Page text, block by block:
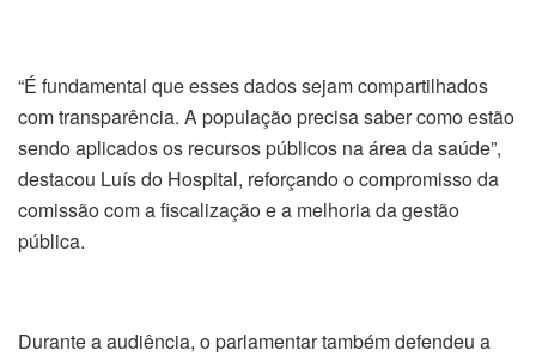
“É fundamental que esses dados sejam compartilhados
com transparência. A população precisa saber como estão
sendo aplicados os recursos públicos na área da saúde”,
destacou Luís do Hospital, reforçando o compromisso da
comissão com a fiscalização e a melhoria da gestão
pública.
Durante a audiência, o parlamentar também defendeu a